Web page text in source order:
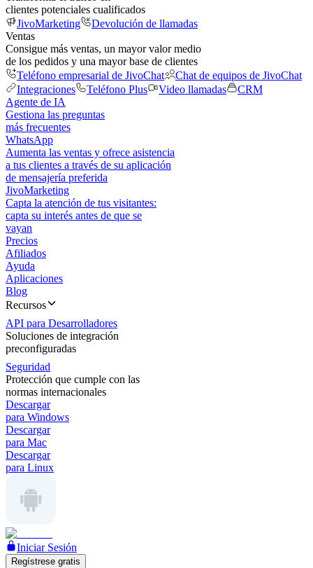
clientes potenciales cualificados
JivoMarketing
Devolución de llamadas
Ventas
Consigue más ventas, un mayor valor medio
de los pedidos y una mayor base de clientes
Teléfono empresarial de JivoChat
Chat de equipos de JivoChat
Integraciones
Teléfono Plus Video llamadas
CRM
Agente de IA
Gestiona las preguntas
más frecuentes
WhatsApp
Aumenta las ventas y ofrece asistencia
a tus clientes a través de su aplicación
de mensajería preferida
JivoMarketing
Capta la atención de tus visitantes:
capta su interés antes de que se
vayan
Precios
Afiliados
Ayuda
Aplicaciones
Blog
Recursos
API para Desarrolladores
Soluciones de integración
preconfiguradas
Seguridad
Protección que cumple con las
normas internacionales
Descargar
para Windows
Descargar
para Mac
Descargar
para Linux
Iniciar Sesión
Regístrese gratis